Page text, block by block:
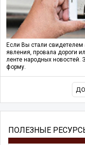
Если Вы стали
явления, провала дороги
ленте народных новостей.
форму.
ПОЛЕЗНЫЕ